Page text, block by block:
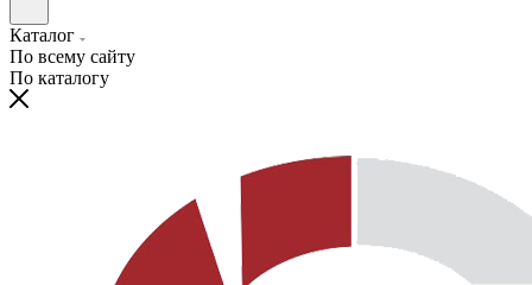
Каталог
По всему сайту
По каталогу